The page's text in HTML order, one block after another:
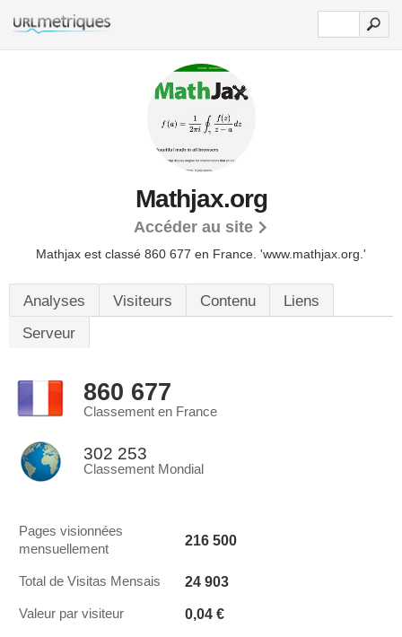
Mathjax.org
Accéder au site
Mathjax est classé 860 677 en France. 'www.mathjax.org.'
Analyses Visiteurs Contenu
Liens
Serveur
860 677
Classement en France
302 253
Classement Mondial
Pages visionnées
mensuellement
216 500
Total de Visitas Mensais 24 903
Valeur par visiteur 0,04 €